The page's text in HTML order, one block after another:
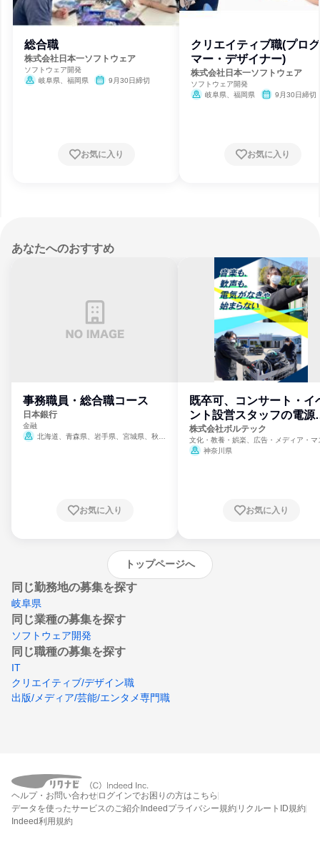
総合職
株式会社日本一ソフトウェア
ソフトウェア開発
岐阜県、福岡県
9月30日締切
お気に入り
クリエイティブ職(プロ
マー・デザイナー)
株式会社日本一ソフトウェア
ソフトウェア開発
岐阜県、福岡県
9月30日締切
お気に入り
あなたへのおすすめ
事務職員・総合職コース
日本銀行
金融
北海道、青森県、岩手県、宮城県、秋田
崎県、熊本県、大分県、宮崎県、鹿児島県、
お気に入り
既卒可、コンサート・イ
ント設営スタッフの電源
門
株式会社ボルテック
文化・教養・娯楽、広告・メディア・マ
ミ、電力・ガス・水道・エネルギー
神奈川県
お気に入り
トップページへ
同じ勤務地の募集を探す
岐阜県
同じ業種の募集を探す
ソフトウェア開発
同じ職種の募集を探す
IT
クリエイティブ/デザイン職
出版/メディア/芸能/エンタメ専門職
ヘルプ・お問い合わせ ログインでお困りの方はこちら
データを使ったサービスのご紹介Indeedプライバシー規約 リクルートID規約
Indeed利用規約